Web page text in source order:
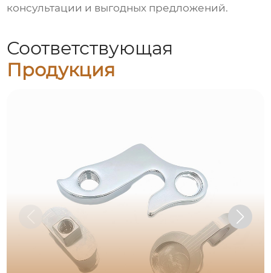
консультации и выгодных предложений.
Соответствующая
Продукция